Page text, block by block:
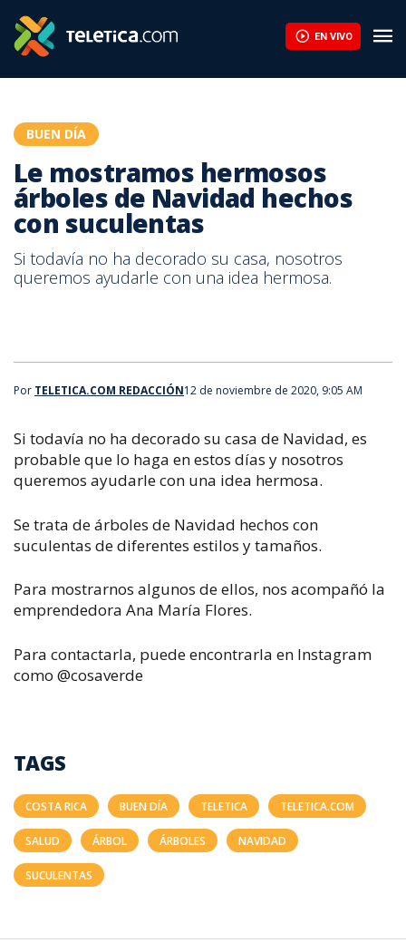
EN VIVO
BUEN DÍA
Le mostramos hermosos
árboles de Navidad hechos
con suculentas
Si todavía no ha decorado su casa, nosotros
queremos ayudarle con una idea hermosa.
Por TELETICA.COM REDACCIÓN12 de noviembre de 2020, 9:05 AM
Si todavía no ha decorado su casa de Navidad, es
probable que lo haga en estos días y nosotros
queremos ayudarle con una idea hermosa.
Se trata de árboles de Navidad hechos con
suculentas de diferentes estilos y tamaños.
Para mostrarnos algunos de ellos, nos acompañó la
emprendedora Ana María Flores.
Para contactarla, puede encontrarla en Instagram
como @cosaverde
TAGS
COSTA RICA BUEN DÍA TELETICA TELETICA.COM
SALUD ÁRBOL ÁRBOLES NAVIDAD
SUCULENTAS